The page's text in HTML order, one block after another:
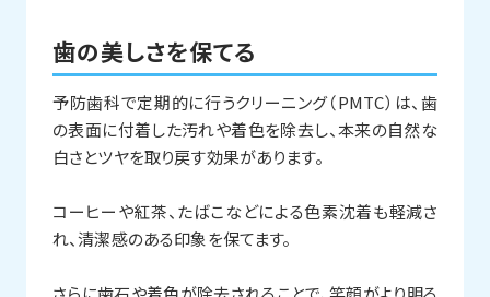
歯の美しさを保てる
予防歯科で定期的に行うクリーニング（PMTC）は、歯
の表面に付着した汚れや着色を除去し、本来の自然な
白さとツヤを取り戻す効果があります。
コーヒーや紅茶、たばこなどによる色素沈着も軽減さ
れ、清潔感のある印象を保てます。